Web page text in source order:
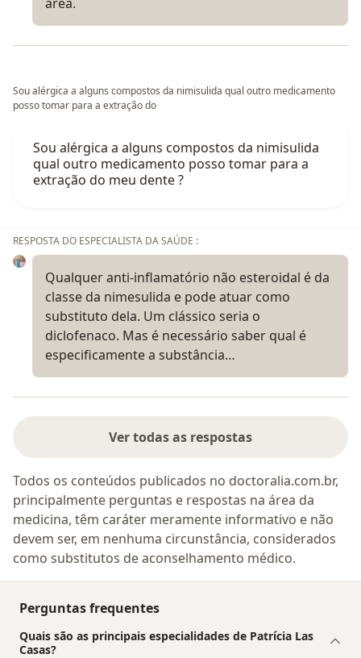
Sou alérgica a alguns compostos da nimisulida qual outro medicamento
posso tomar para a extração do
Sou alérgica a alguns compostos da nimisulida
qual outro medicamento posso tomar para a
extração do meu dente ?
RESPOSTA DO ESPECIALISTA DA SAÚDE :
Qualquer anti-inflamatório não esteroidal é da
classe da nimesulida e pode atuar como
substituto dela. Um clássico seria o
diclofenaco. Mas é necessário saber qual é
especificamente a substância…
Ver todas as respostas
Todos os conteúdos publicados no doctoralia.com.br,
principalmente perguntas e respostas na área da
medicina, têm caráter meramente informativo e não
devem ser, em nenhuma circunstância, considerados
como substitutos de aconselhamento médico.
Perguntas frequentes
Quais são as principais especialidades de Patrícia Las
Casas?